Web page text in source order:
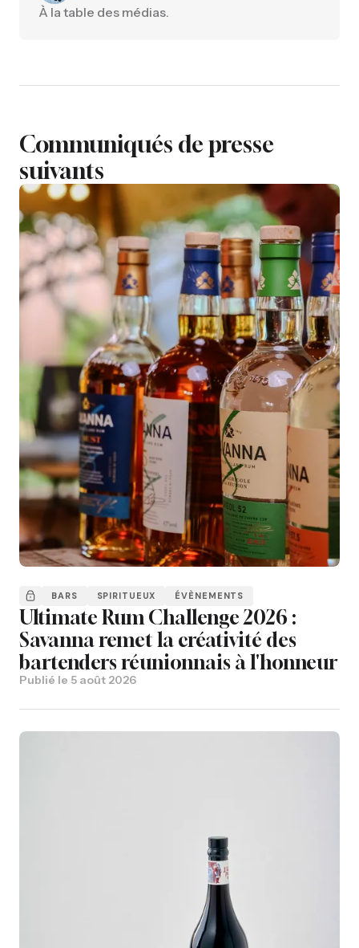
À la table des médias.
Communiqués de presse
suivants
BARS SPIRITUEUX ÉVÈNEMENTS
Ultimate Rum Challenge 2026 :
Savanna remet la créativité des
bartenders réunionnais à l'honneur
Publié le 5 août 2026